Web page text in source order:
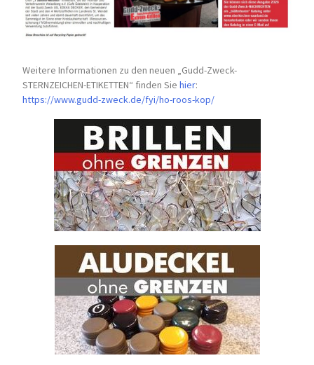
Weitere Informationen zu den neuen „Gudd-Zweck-
STERNZEICHEN-ETIKETTEN“ finden Siehier:
https://www.gudd-zweck.de/fyi/ho-roos-kop/